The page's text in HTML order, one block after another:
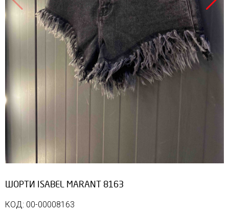
ШОРТИ ISABEL MARANT 8163
КОД: 00-00008163